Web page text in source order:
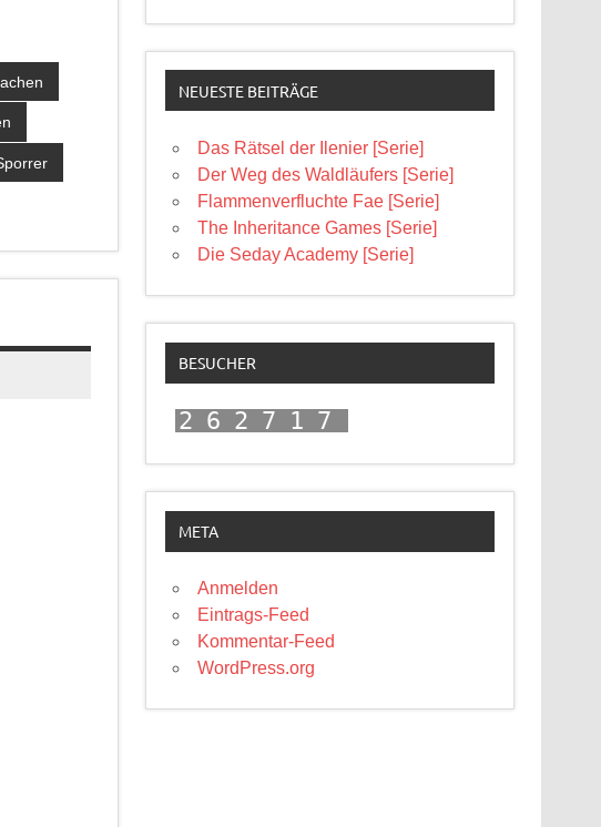
NEUESTE BEITRÄGE
Das Rätsel der Ilenier [Serie]
Der Weg des Waldläufers [Serie]
Flammenverfluchte Fae [Serie]
The Inheritance Games [Serie]
Die Seday Academy [Serie]
BESUCHER
262717
META
Anmelden
Eintrags-Feed
Kommentar-Feed
WordPress.org